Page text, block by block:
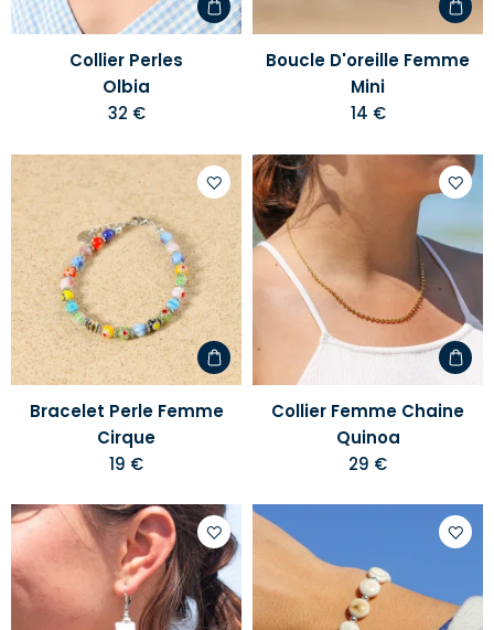
Collier Perles
Olbia
32 €
Boucle D'oreille Femme
Mini
14 €
Ajouter
à
votre
liste
d'envies
Bracelet Perle Femme
Cirque
19 €
à
votre
liste
Collier Femme Chaine
Quinoa
29 €
Ajouter
à
votre
votre